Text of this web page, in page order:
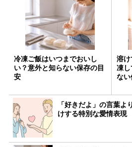
冷凍ご飯はいつまでおいし
い？意外と知らない保存の目
安
溶け
凍し
ない
「好きだよ」の言葉よ
けする特別な愛情表現